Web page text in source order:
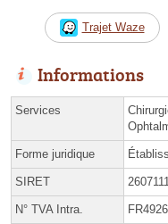
Trajet Waze
Informations
Services
Forme juridique
SIRET
N° TVA Intra.